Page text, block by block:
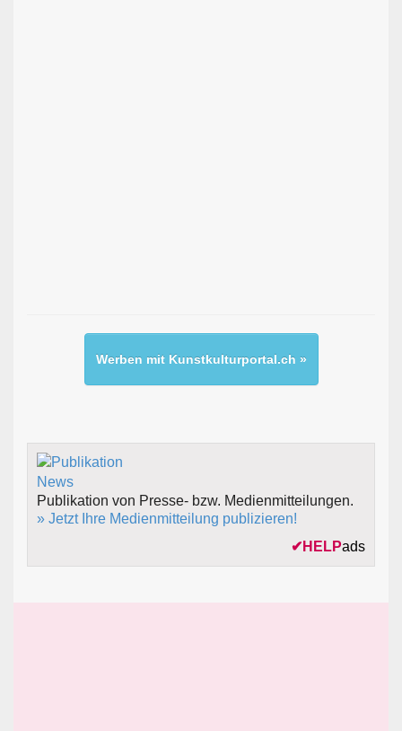
Werben mit Kunstkulturportal.ch »
Publikation von Presse- bzw. Medienmitteilungen.
» Jetzt Ihre Medienmitteilung publizieren!
✔ HELPads